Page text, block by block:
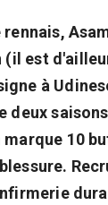
est
à
deux
10